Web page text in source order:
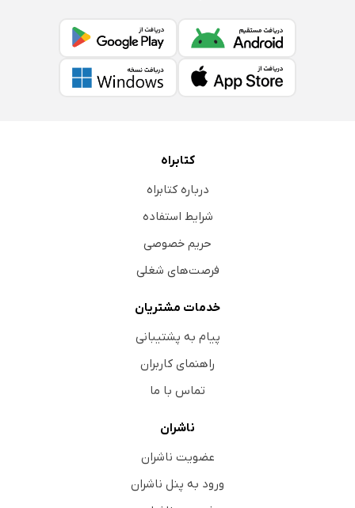
کتابراه
درباره کتابراه
شرایط استفاده
حریم خصوصی
فرصت‌های شغلی
خدمات مشتریان
پیام به پشتیبانی
راهنمای کاربران
تماس با ما
ناشران
عضویت ناشران
ورود به پنل ناشران